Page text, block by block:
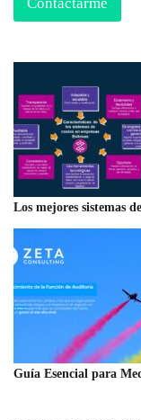
Los mejores sistemas
Guía Esencial para